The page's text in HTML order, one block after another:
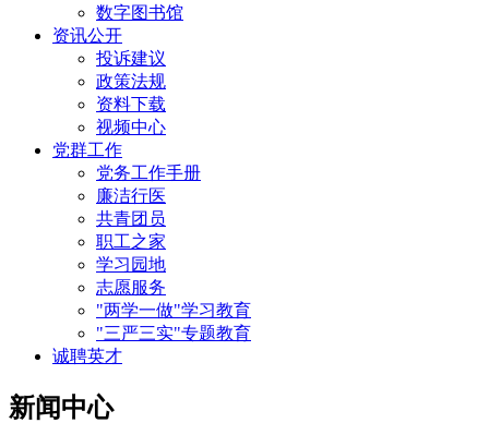
数字图书馆
资讯公开
投诉建议
政策法规
资料下载
视频中心
党群工作
党务工作手册
廉洁行医
共青团员
职工之家
学习园地
志愿服务
"两学一做"学习教育
"三严三实"专题教育
诚聘英才
新闻中心